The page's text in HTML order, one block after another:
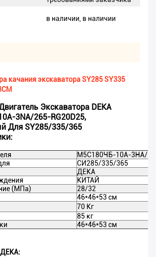
в наличии, в наличии
качания экскаватора SY285 SY335
Экскаватора DEKA
3NA/265-RG20D25,
Для SY285/335/365
М5С180ЧБ-10А-3НА/
СИ285/335/365
ДЕКА
КИТАЙ
(МПа)
28/32
46*46*53 см
70 Кг
85 кг
46*46*53 см
ДЕКА: